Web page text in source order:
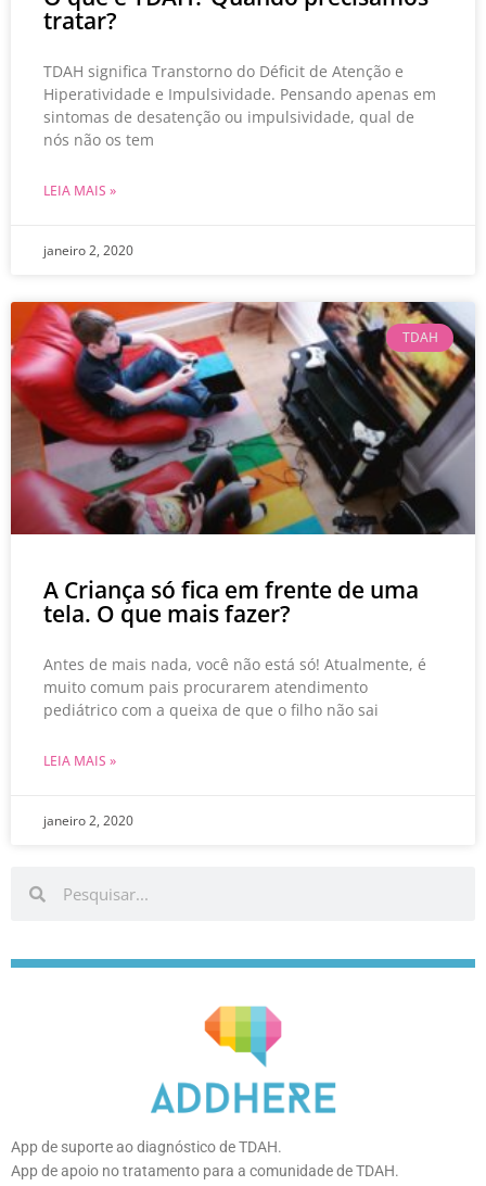
tratar?
TDAH significa Transtorno do Déficit de Atenção e
Hiperatividade e Impulsividade. Pensando apenas em
sintomas de desatenção ou impulsividade, qual de
nós não os tem
LEIA MAIS »
janeiro 2, 2020
TDAH
A Criança só fica em frente de uma
tela. O que mais fazer?
Antes de mais nada, você não está só! Atualmente, é
muito comum pais procurarem atendimento
pediátrico com a queixa de que o filho não sai
LEIA MAIS »
janeiro 2, 2020
App de suporte ao diagnóstico de TDAH.
App de apoio no tratamento para a comunidade de TDAH.